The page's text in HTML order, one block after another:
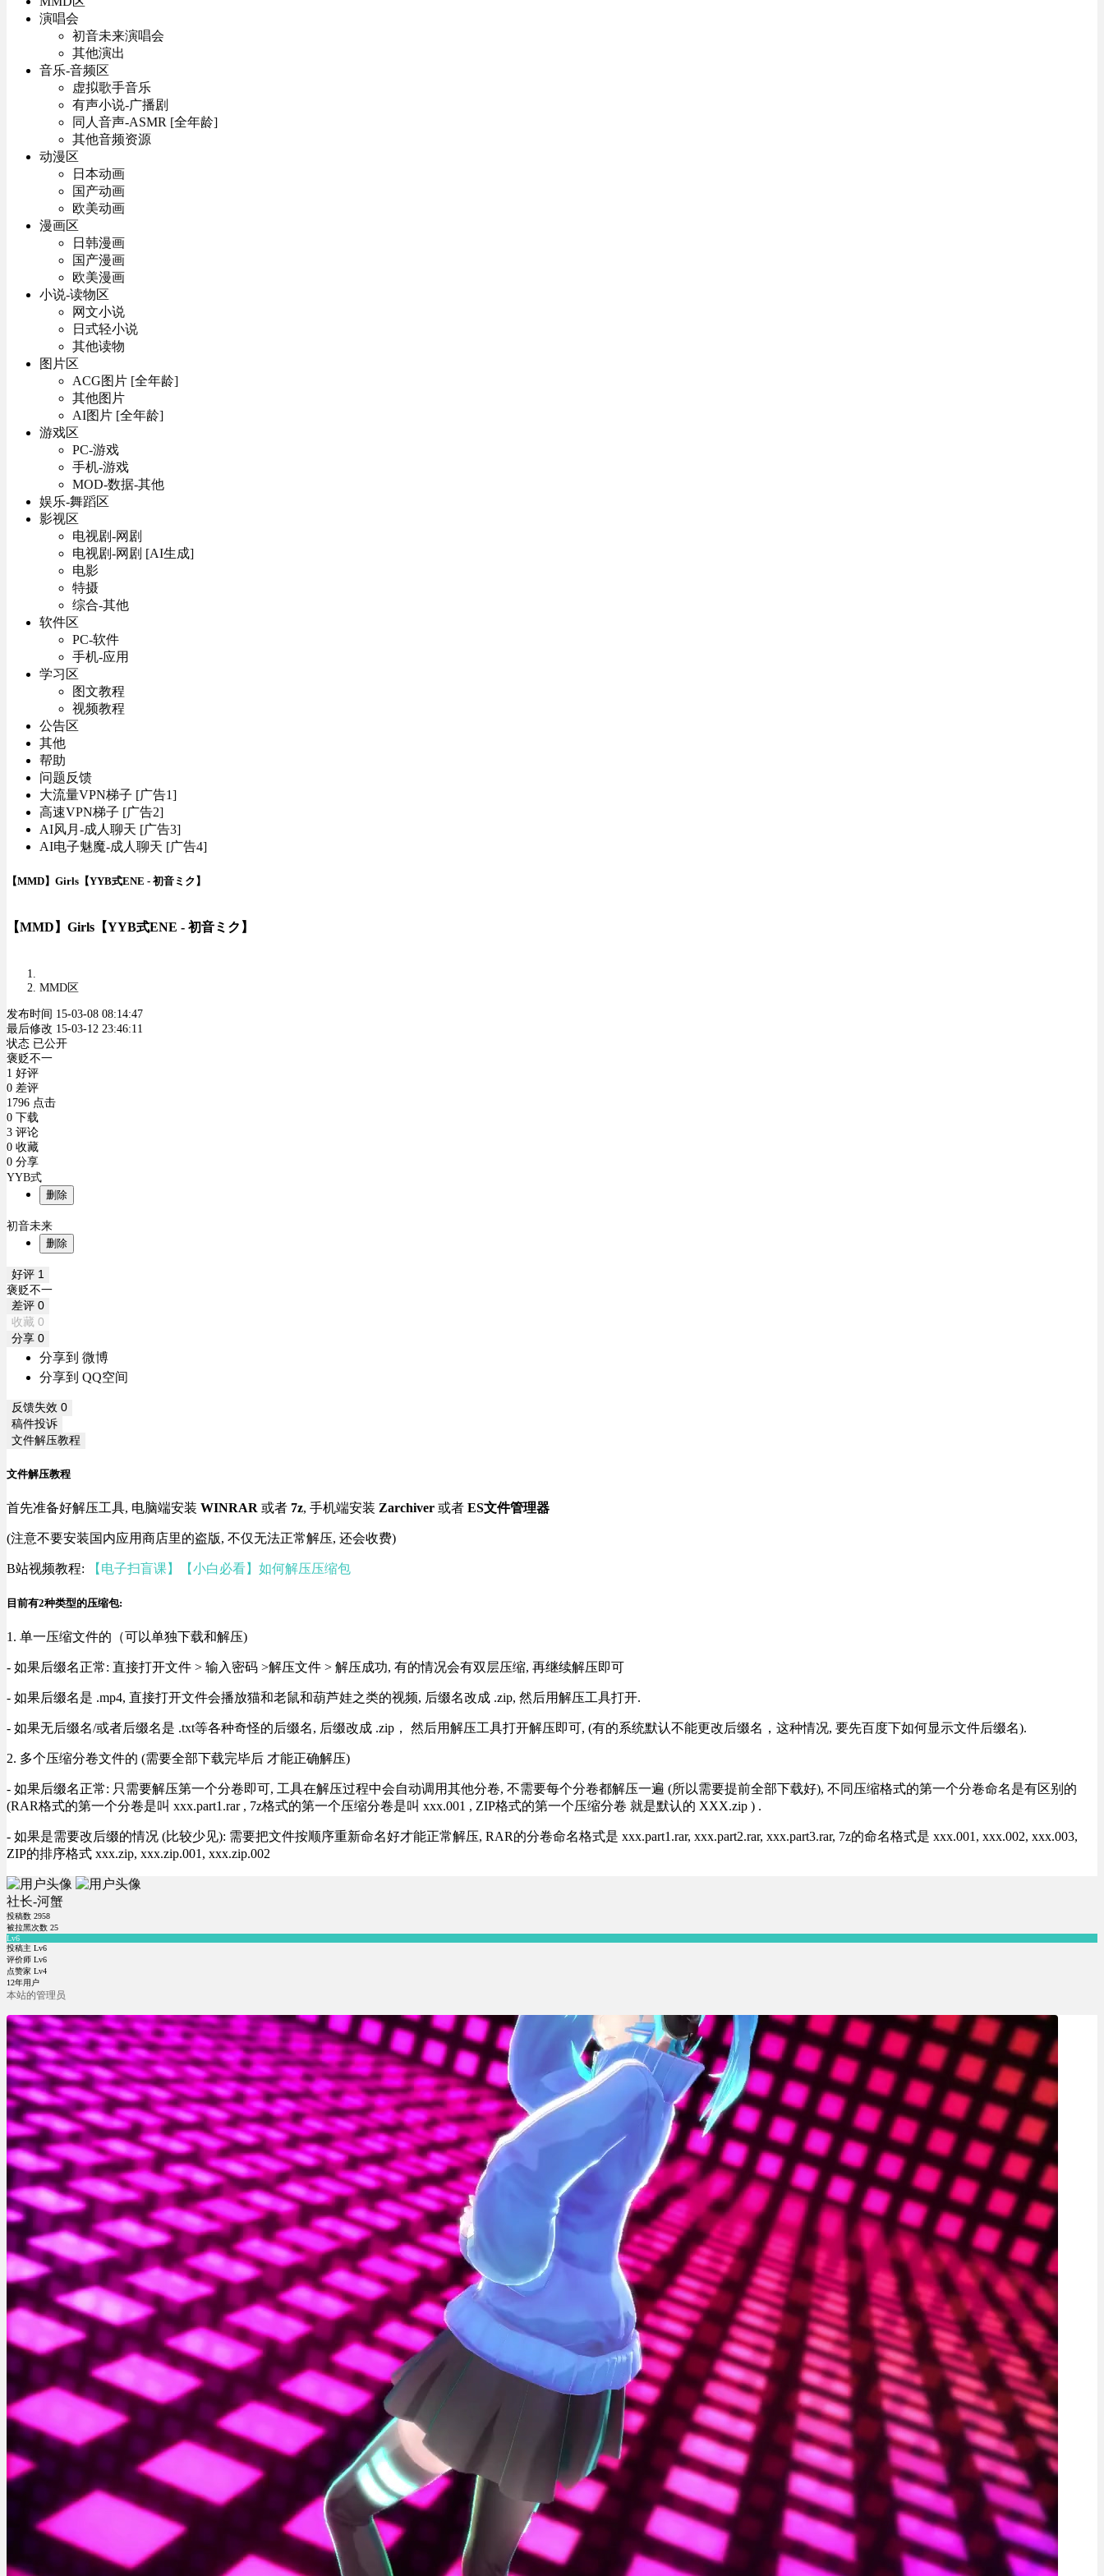
演唱会
初音未来演唱会
其他演出
音乐-音频区
虚拟歌手音乐
有声小说-广播剧
同人音声-ASMR [全年龄]
其他音频资源
动漫区
日本动画
国产动画
欧美动画
漫画区
日韩漫画
国产漫画
欧美漫画
小说-读物区
网文小说
日式轻小说
其他读物
图片区
ACG图片 [全年龄]
其他图片
AI图片 [全年龄]
游戏区
PC-游戏
手机-游戏
MOD-数据-其他
娱乐-舞蹈区
影视区
电视剧-网剧
电视剧-网剧 [AI生成]
电影
特摄
综合-其他
软件区
PC-软件
手机-应用
学习区
图文教程
视频教程
公告区
其他
帮助
问题反馈
大流量VPN梯子 [广告1]
高速VPN梯子 [广告2]
AI风月-成人聊天 [广告3]
AI电子魅魔-成人聊天 [广告4]
【MMD】Girls【YYB式ENE - 初音ミク】
【MMD】Girls【YYB式ENE - 初音ミク】
MMD区
发布时间 15-03-08 08:14:47
最后修改 15-03-12 23:46:11
状态 已公开
褒贬不一
1 好评
0 差评
1796 点击
0 下载
3 评论
0 收藏
0 分享
YYB式
删除
初音未来
删除
好评 1
褒贬不一
差评 0
收藏 0
分享 0
分享到 微博
分享到 QQ空间
反馈失效 0
稿件投诉
文件解压教程
文件解压教程
首先准备好解压工具, 电脑端安装 WINRAR 或者 7z, 手机端安装 Zarchiver 或者 ES文件管理器
(注意不要安装国内应用商店里的盗版, 不仅无法正常解压, 还会收费)
B站视频教程: 【电子扫盲课】【小白必看】如何解压压缩包
目前有2种类型的压缩包:
1. 单一压缩文件的（可以单独下载和解压)
- 如果后缀名正常: 直接打开文件 > 输入密码 >解压文件 > 解压成功, 有的情况会有双层压缩, 再继续解压即可
- 如果后缀名是 .mp4, 直接打开文件会播放猫和老鼠和葫芦娃之类的视频, 后缀名改成 .zip, 然后用解压工具打开.
- 如果无后缀名/或者后缀名是 .txt等各种奇怪的后缀名, 后缀改成 .zip， 然后用解压工具打开解压即可, (有的系统默认不能更改后缀名，这种情况, 要先百度下如何显示文件后缀名).
2. 多个压缩分卷文件的 (需要全部下载完毕后 才能正确解压)
- 如果后缀名正常: 只需要解压第一个分卷即可, 工具在解压过程中会自动调用其他分卷, 不需要每个分卷都解压一遍 (所以需要提前全部下载好), 不同压缩格式的第一个分卷命名是有区别的
(RAR格式的第一个分卷是叫 xxx.part1.rar , 7z格式的第一个压缩分卷是叫 xxx.001 , ZIP格式的第一个压缩分卷 就是默认的 XXX.zip ) .
- 如果是需要改后缀的情况 (比较少见): 需要把文件按顺序重新命名好才能正常解压, RAR的分卷命名格式是 xxx.part1.rar, xxx.part2.rar, xxx.part3.rar, 7z的命名格式是 xxx.001, xxx.002, xxx.003,
ZIP的排序格式 xxx.zip, xxx.zip.001, xxx.zip.002
社长-河蟹
投稿数 2958
被拉黑次数 25
Lv6
投稿主 Lv6
评价师 Lv6
点赞家 Lv4
12年用户
本站的管理员